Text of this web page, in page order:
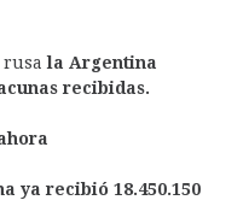
rusala Argentina
recibidas.
ya recibió 18.450.150